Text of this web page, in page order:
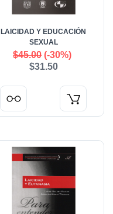
LAICIDAD Y EDUCACIÓN
SEXUAL
$45.00(-30%)
$31.50